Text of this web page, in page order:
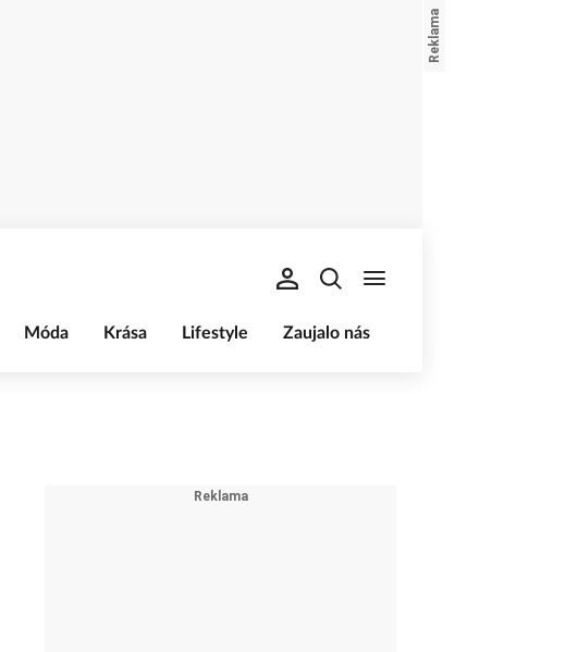
Móda Krása Lifestyle Zaujalo nás